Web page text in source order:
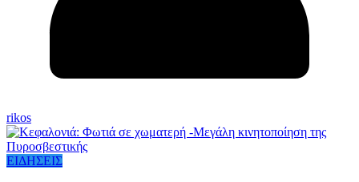
rikos
ΕΙΔΗΣΕΙΣ